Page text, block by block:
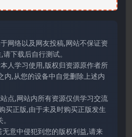
网络以及网友投稿,网站不保证资
下载后自行测试。
人学习使用,版权归资源原作者所
内,从您的设备中自觉删除上述内
点,网站内所有资源仅供学习交流
买正版,由于未及时购买正版发生
意中侵犯到您的版权利益,请来